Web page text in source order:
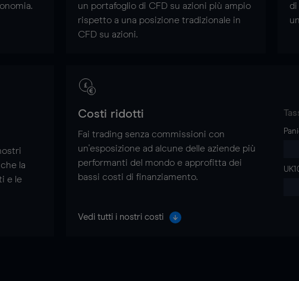
un portafoglio di CFD su azioni più ampio
rispetto a una posizione tradizionale in
CFD su azioni.
di
la
e le
Costi ridotti
Fai trading senza commissioni con
un'esposizione ad alcune delle aziende più
performanti del mondo e approfitta dei
bassi costi di finanziamento.
Vedi tutti i nostri costi